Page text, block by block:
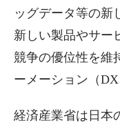
ッグデータ等の新
新しい製品やサー
競争の優位性を維
ーメーション（
経済産業省は日本